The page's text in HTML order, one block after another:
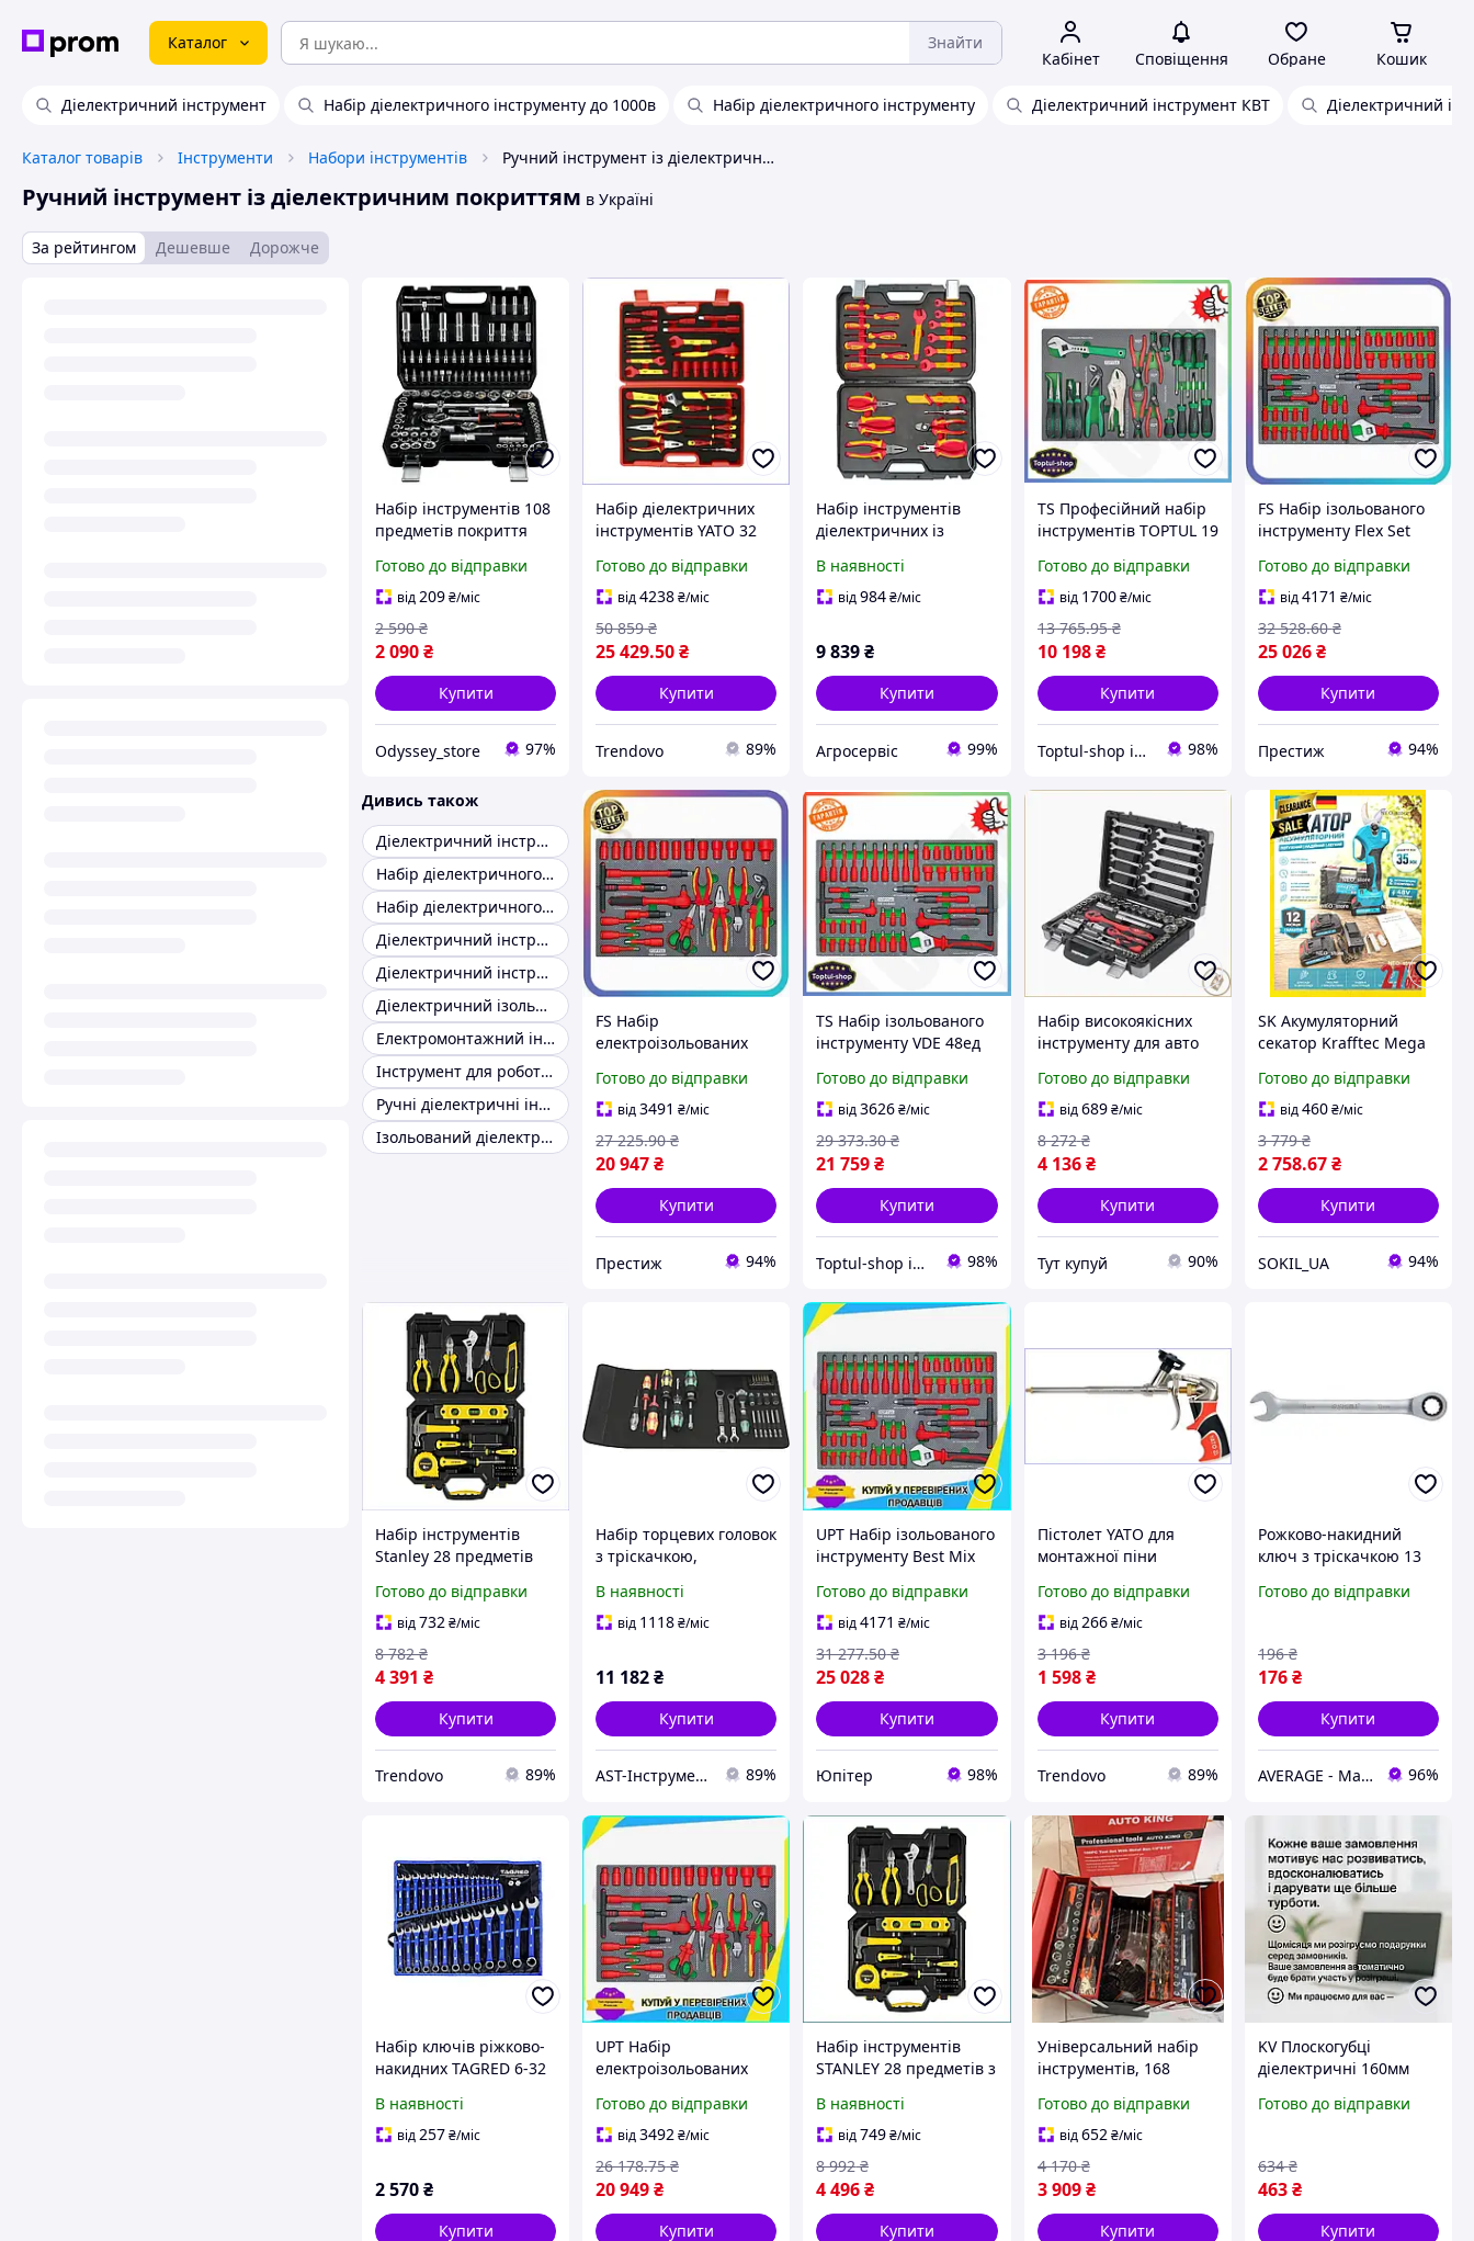
Каталог Знайти
Кабінет Сповіщення Обране Кошик
Діелектричний інструмент Набір діелектричного інструменту до 1000в Набір діелектричного інструменту Діелектричний інструмент КВТ Діелектричний
Каталог товарів Інструменти Набори інструментів Ручний інструмент із діелектричним покриттям
Ручний інструмент із діелектричним покриттям в Україні
За рейтингом Дешевше Дорожче
Набір інструментів 108
предметів покриття
набір торцевих головок
і біт із тріскачкою для
гаража
Готово до відправки
від209₴/міс
2 090₴
2 590 ₴
Купити
Odyssey_store 97%
Набір діелектричних
інструментів YATO 32
електромонтажних
робіт із ізоляцією до
1000 В
Готово до відправки
від4238₴/міс
25 429.50₴
50 859 ₴
Купити
Trendovo 89%
Набір інструментів
діелектричних із
YATO 21 пр.
В наявності
від984₴/міс
9 839₴
Купити
Агросервіс 99%
TS Професійний набір
інструментів TOPTUL 19
слюсарних робіт з
діелектричним
покриттям ручний
SHT55_Q
Готово до відправки
від 1700 ₴/міс
10 198 ₴
13 765.95 ₴
Купити
Toptul-shop інтернет магазин 98%
FS Набір ізольованого
інструменту Flex Set
електриків ручний
інструмент в ложемент
SET18-F
Готово до відправки
від4171 ₴/міс
25 026₴
32 528.60 ₴
Купити
Престиж 94%
Дивись також
Діелектричний інструмент
Набір діелектричного інструменту до 1000в
Набір діелектричного інструменту
Діелектричний інструмент КВТ
Діелектричний інструмент до 1000в
Діелектричний ізольований інструмент до 1000В
Електромонтажний інструмент 5 в 1
Інструмент для роботи з електрикою
Ручні діелектричні інструменти
Ізольований діелектричний інструмент VDE
FS Набір
електроізольованих
VDE 27ед TOPTUL для
електриків в ложементі
набір руч SET18-F
Готово до відправки
від3491 ₴/міс
20 947₴
27 225.90 ₴
Купити
Престиж 94%
TS Набір ізольованого
інструменту VDE 48ед
ложементі для
електромонтажних
робіт. SHT55_Q
Готово до відправки
від3626₴/міс
21 759₴
29 373.30 ₴
Купити
Toptul-shop інтернет магазин 98%
Набір високоякісних
інструменту для авто
ванадієвої сталі з
антикорозійним
покриттям
Готово до відправки
від689 ₴/міс
4 136 ₴
8 272 ₴
Купити
Тут купуй 90%
SK Акумуляторний
секатор Krafftec Mega
35 мм ручний
інструмент для
обрізання г Leader25
Готово до відправки
від460₴/міс
2 758.67₴
3 779 ₴
Купити
SOKIL_UA 94%
Набір інструментів
Stanley 28 предметів
хромованим покриттям
і кейсом
Готово до відправки
від732 ₴/міс
4 391 ₴
8 782 ₴
Купити
Trendovo 89%
Набір торцевих головок
з тріскачкою,
1/4"+діелектричні
викрутки+подовжені
05135927001
В наявності
від 1118₴/міс
11 182₴
Купити
AST-Інструмент 89%
UPT Набір ізольованого
інструменту Best Mix
електриків ручний
інструмент в ложемент
Готово до відправки
від4171 ₴/міс
25 028₴
31 277.50 ₴
Купити
Юпітер 98%
Пістолет YATO для
монтажної піни
інструмент з PTFE-
покриттям для
Готово до відправки
від 266 ₴/міс
1 598 ₴
3 196 ₴
Купити
Trendovo 89%
Рожково-накидний
ключ з тріскачкою 13
із хром-ванадієвої
Готово до відправки
176₴
196 ₴
Купити
AVERAGE - Магазин Без предоплати 96%
Набір ключів ріжково-
накидних TAGRED 6-32
покриттям, 30 шт
В наявності
від257₴/міс
2 570₴
Купити
UPT Набір
електроізольованих
VDE 27ед TOPTUL для
електриків в ложементі
набір руч UPT66-B
Готово до відправки
від3492₴/міс
20 949₴
26 178.75 ₴
Купити
Набір інструментів
STANLEY 28 предметів з
покриттям, вага 3,257
кг
В наявності
від749₴/міс
4 496₴
8 992 ₴
Купити
Універсальний набір
інструментів, 168
розкладними секціями,
антикорозійним
покриттям
Готово до відправки
від652 ₴/міс
3 909 ₴
4 170 ₴
Купити
KV Плоскогубці
діелектричні 160мм
роботи з електрикою
висо 99/KVI
Готово до відправки
463₴
634 ₴
Купити